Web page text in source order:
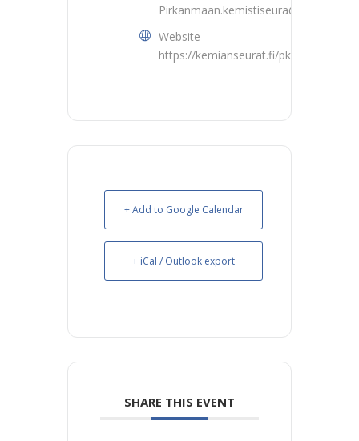
Website
https://kemianseurat.fi/pks/
+ Add to Google Calendar
+ iCal / Outlook export
SHARE THIS EVENT